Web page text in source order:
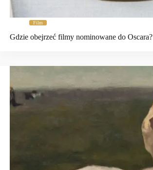
Film
Gdzie obejrzeć filmy nominowane do Oscara?